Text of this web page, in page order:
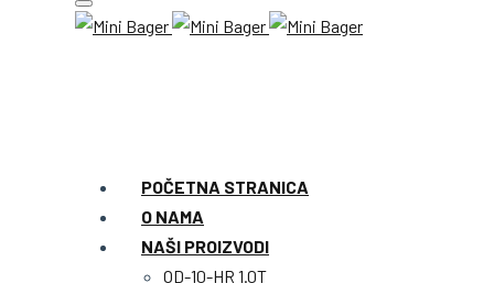
POČETNA STRANICA
O NAMA
NAŠI PROIZVODI
OD-10-HR 1.0T